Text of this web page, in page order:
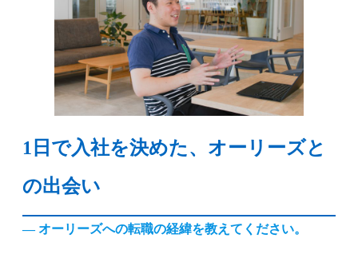
1日で入社を決めた、オーリーズと
の出会い
— オーリーズへの転職の経緯を教えてください。